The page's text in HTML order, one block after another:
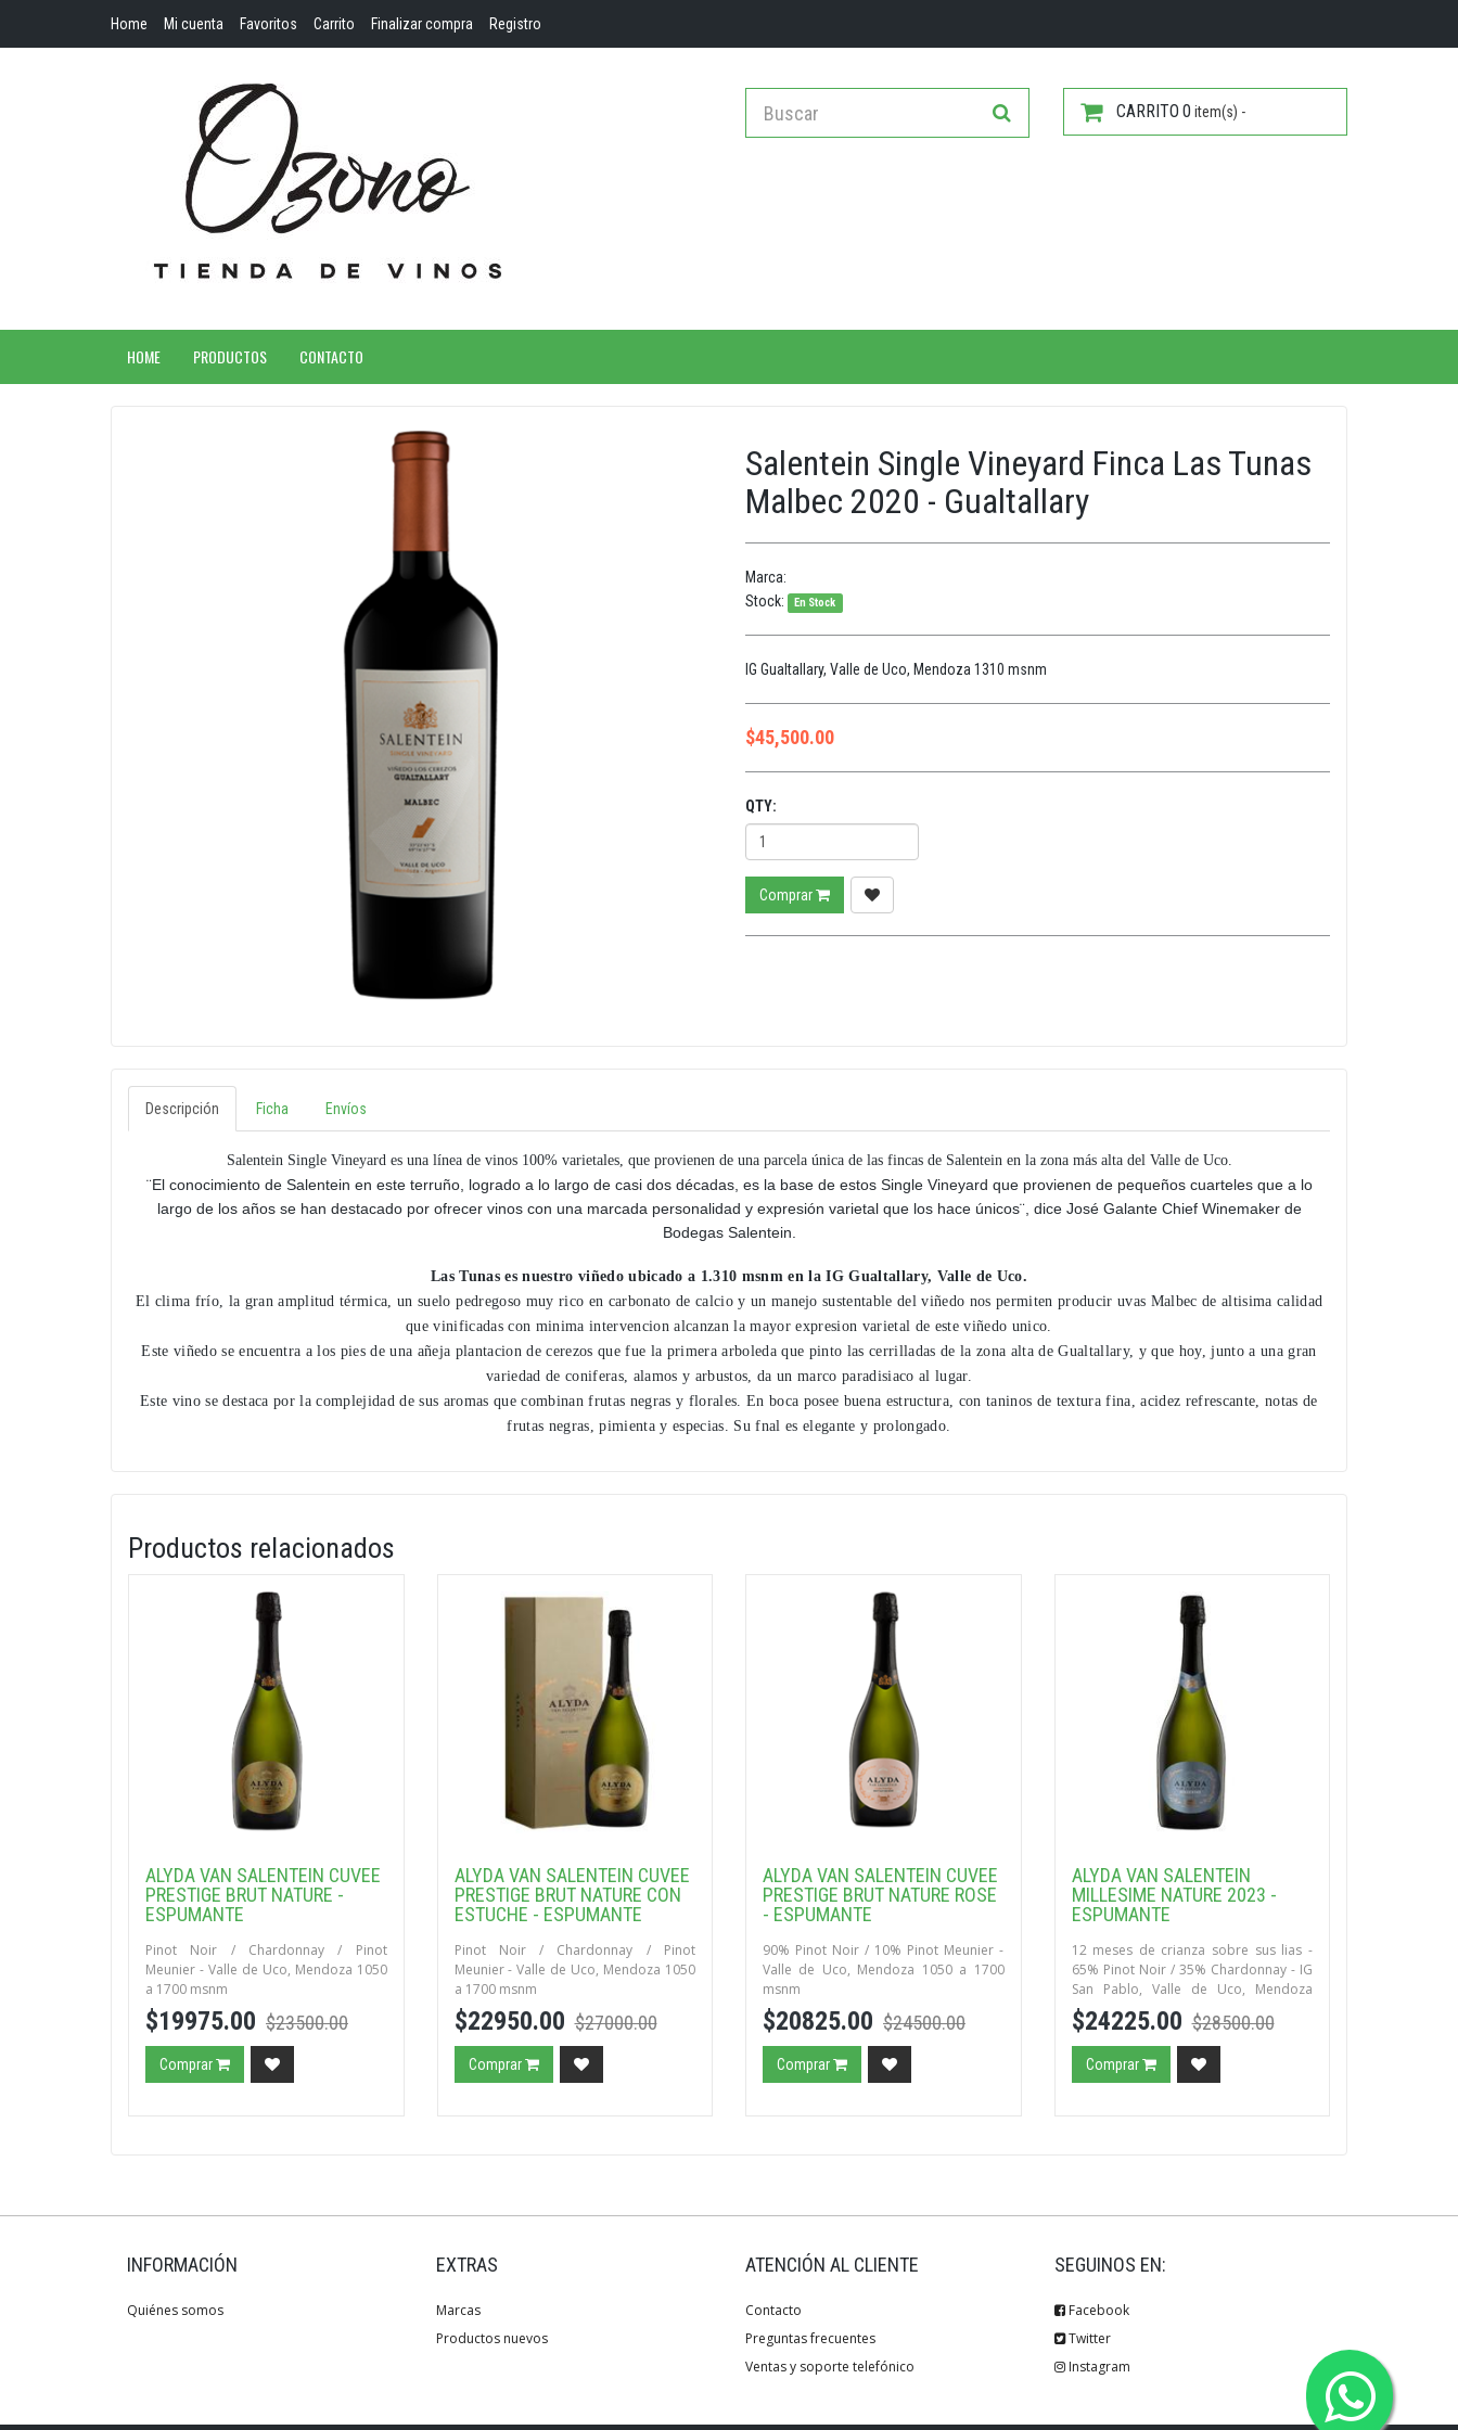
Home Mi cuenta Favoritos Carrito Finalizar compra Registro
CARRITO 0 item(s) -
HOME PRODUCTOS CONTACTO
Salentein Single Vineyard Finca Las Tunas
Malbec 2020 - Gualtallary
Marca:
Stock:
En Stock
IG Gualtallary, Valle de Uco, Mendoza 1310 msnm
$45,500.00
QTY:
Comprar
Descripción Ficha Envíos
Salentein Single Vineyard es una línea de vinos 100% varietales, que provienen de una parcela única de las fincas de Salentein en la zona más alta del Valle de Uco.
¨El conocimiento de Salentein en este terruño, logrado a lo largo de casi dos décadas, es la base de estos Single Vineyard que provienen de pequeños cuarteles que a lo
largo de los años se han destacado por ofrecer vinos con una marcada personalidad y expresión varietal que los hace únicos¨, dice José Galante Chief Winemaker de
Bodegas Salentein.
Las Tunas es nuestro viñedo ubicado a 1.310 msnm en la IG Gualtallary, Valle de Uco.
El clima frío, la gran amplitud térmica, un suelo pedregoso muy rico en carbonato de calcio y un manejo sustentable del viñedo nos permiten producir uvas Malbec de altisima calidad
que vinificadas con minima intervencion alcanzan la mayor expresion varietal de este viñedo unico.
Este viñedo se encuentra a los pies de una añeja plantacion de cerezos que fue la primera arboleda que pinto las cerrilladas de la zona alta de Gualtallary, y que hoy, junto a una gran
variedad de coniferas, alamos y arbustos, da un marco paradisiaco al lugar.
Este vino se destaca por la complejidad de sus aromas que combinan frutas negras y florales. En boca posee buena estructura, con taninos de textura fina, acidez refrescante, notas de
frutas negras, pimienta y especias. Su fnal es elegante y prolongado.
Productos relacionados
ALYDA VAN SALENTEIN CUVEE
PRESTIGE BRUT NATURE -
ESPUMANTE
Pinot Noir / Chardonnay / Pinot
Meunier - Valle de Uco, Mendoza 1050
a 1700 msnm
$19975.00 $23500.00
Comprar
ALYDA VAN SALENTEIN CUVEE
PRESTIGE BRUT NATURE CON
ESTUCHE - ESPUMANTE
Pinot Noir / Chardonnay / Pinot
Meunier - Valle de Uco, Mendoza 1050
a 1700 msnm
$22950.00 $27000.00
Comprar
ALYDA VAN SALENTEIN CUVEE
PRESTIGE BRUT NATURE ROSE
- ESPUMANTE
90% Pinot Noir / 10% Pinot Meunier -
Valle de Uco, Mendoza 1050 a 1700
msnm
$20825.00 $24500.00
Comprar
ALYDA VAN SALENTEIN
MILLESIME NATURE 2023 -
ESPUMANTE
12 meses de crianza sobre sus lias -
65% Pinot Noir / 35% Chardonnay - IG
San Pablo, Valle de Uco, Mendoza
1200 a 1300 msnm
$24225.00 $28500.00
Comprar
INFORMACIÓN
Quiénes somos
EXTRAS
Marcas
Productos nuevos
ATENCIÓN AL CLIENTE
Contacto
Preguntas frecuentes
Ventas y soporte telefónico
SEGUINOS EN:
Facebook
Twitter
Instagram